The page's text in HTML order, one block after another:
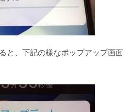
と、下記の様なポップアップ画面